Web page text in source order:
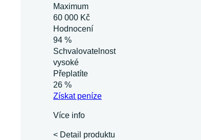
Maximum
60 000 Kč
Hodnocení
94 %
Schvalovatelnost
vysoké
Přeplatíte
26 %
Získatpeníze
Více info
< Detail produktu